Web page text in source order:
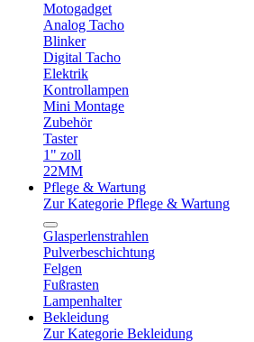
Motogadget
Analog Tacho
Blinker
Digital Tacho
Elektrik
Kontrollampen
Mini Montage
Zubehör
Taster
1" zoll
22MM
Pflege & Wartung
Zur Kategorie Pflege & Wartung
Glasperlenstrahlen
Pulverbeschichtung
Felgen
Fußrasten
Lampenhalter
Bekleidung
Zur Kategorie Bekleidung